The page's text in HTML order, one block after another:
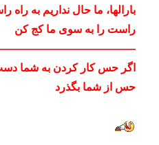
بارالها، ما حال نداریم به
راست را به سوی ما کج کن
اگر حس كار كردن به شما
حس از شما بگذرد